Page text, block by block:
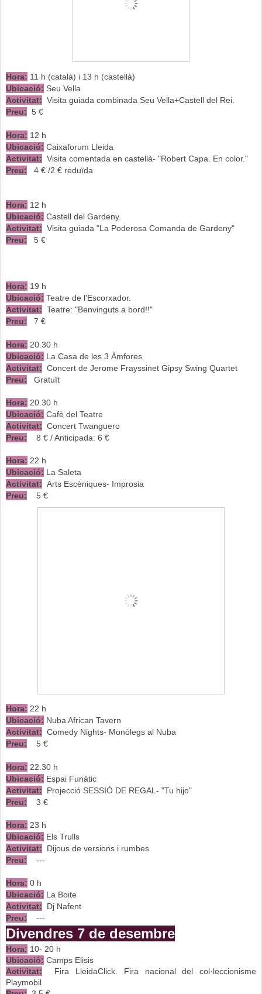
Hora: 11 h (català) i 13 h (castellà)
Ubicació: Seu Vella
Activitat: Visita guiada combinada Seu Vella+Castell del Rei.
Preu: 5 €
Hora: 12 h
Ubicació: Caixaforum Lleida
Activitat: Visita comentada en castellà- "Robert Capa. En color."
Preu: 4 € /2 € reduïda
Hora: 12 h
Ubicació: Castell del Gardeny.
Activitat: Visita guiada "La Poderosa Comanda de Gardeny"
Preu: 5 €
Hora: 19 h
Ubicació: Teatre de l'Escorxador.
Activitat: Teatre: "Benvinguts a bord!!"
Preu: 7 €
Hora: 20.30 h
Ubicació: La Casa de les 3 Àmfores
Activitat: Concert de Jerome Frayssinet Gipsy Swing Quartet
Preu: Gratuït
Hora: 20.30 h
Ubicació: Cafè del Teatre
Activitat: Concert Twanguero
Preu: 8 € / Anticipada: 6 €
Hora: 22 h
Ubicació: La Saleta
Activitat: Arts Escèniques- Improsia
Preu: 5 €
Hora: 22 h
Ubicació: Nuba African Tavern
Activitat: Comedy Nights- Monòlegs al Nuba
Preu: 5 €
Hora: 22.30 h
Ubicació: Espai Funàtic
Activitat: Projecció SESSIÓ DE REGAL- "Tu hijo"
Preu: 3 €
Hora: 23 h
Ubicació: Els Trulls
Activitat: Dijous de versions i rumbes
Preu: ---
Hora: 0 h
Ubicació: La Boite
Activitat: Dj Nafent
Preu: ---
Divendres 7 de desembre
Hora: 10- 20 h
Ubicació: Camps Elisis
Activitat: Fira LleidaClick. Fira nacional del col·leccionisme
Playmobil